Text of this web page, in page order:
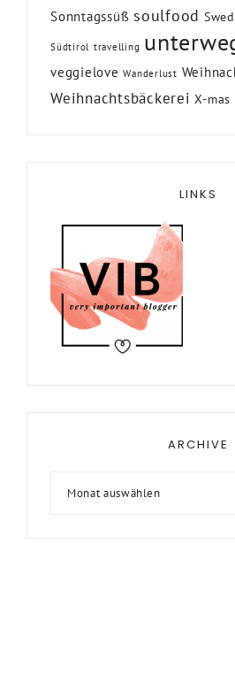
Sonntagssüß soulfood
Südtirol travelling
veggielove Wanderlust
Weihnachtsbäckerei X-mas
LINKS
ARCHIVE